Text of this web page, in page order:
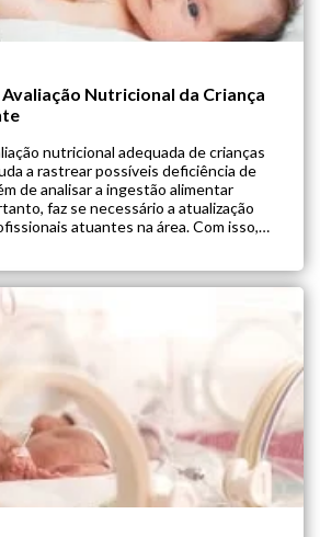
Avaliação Nutricional da Criança
nutricional adequada de crianças
a rastrear possíveis deficiência de
de analisar a ingestão alimentar
faz se necessário a atualização
atuantes na área. Com isso, o